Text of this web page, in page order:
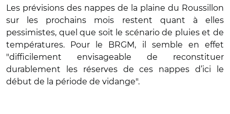
Les prévisions des nappes de la plaine du Roussillon
sur les prochains mois restent quant à elles
pessimistes, quel que soit le scénario de pluies et de
températures. Pour le BRGM, il semble en effet
"difficilement envisageable de reconstituer
durablement les réserves de ces nappes d’ici le
début de la période de vidange".